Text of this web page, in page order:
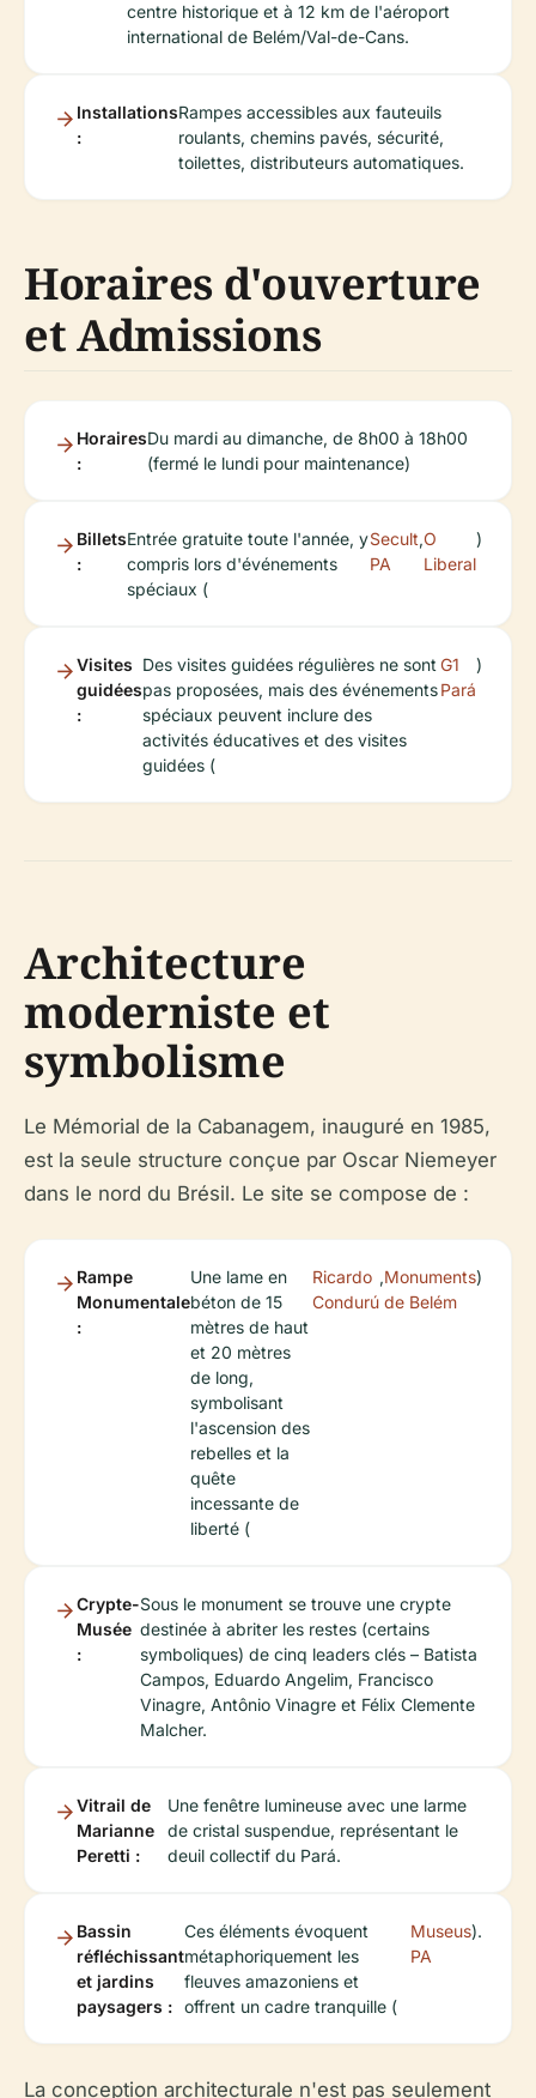
centre historique et à 12 km de l'aéroport
international de Belém/Val-de-Cans.
Installations
:
Rampes accessibles aux fauteuils
roulants, chemins pavés, sécurité,
toilettes, distributeurs automatiques.
Horaires d'ouverture
et Admissions
Horaires
:
Du mardi au dimanche, de 8h00 à 18h00
(fermé le lundi pour maintenance)
Billets
:
Entrée gratuite toute l'année, y
compris lors d'événements
spéciaux (
Secult
PA
,O
Liberal
)
Visites
guidées
:
Des visites guidées régulières ne sont
pas proposées, mais des événements
spéciaux peuvent inclure des
activités éducatives et des visites
guidées (
G1
Pará
)
Architecture
moderniste et
symbolisme
Le Mémorial de la Cabanagem, inauguré en 1985,
est la seule structure conçue par Oscar Niemeyer
dans le nord du Brésil. Le site se compose de :
Rampe
Monumentale
:
Une lame en
béton de 15
mètres de haut
et 20 mètres
de long,
symbolisant
l'ascension des
rebelles et la
quête
incessante de
liberté (
Ricardo
Condurú
,Monuments
de Belém
)
Crypte-
Musée
:
Sous le monument se trouve une crypte
destinée à abriter les restes (certains
symboliques) de cinq leaders clés – Batista
Campos, Eduardo Angelim, Francisco
Vinagre, Antônio Vinagre et Félix Clemente
Malcher.
Vitrail de
Marianne
Peretti :
Une fenêtre lumineuse avec une larme
de cristal suspendue, représentant le
deuil collectif du Pará.
Bassin
réfléchissant
et jardins
paysagers :
Ces éléments évoquent
métaphoriquement les
fleuves amazoniens et
offrent un cadre tranquille (
Museus
PA
).
La conception architecturale n'est pas seulement